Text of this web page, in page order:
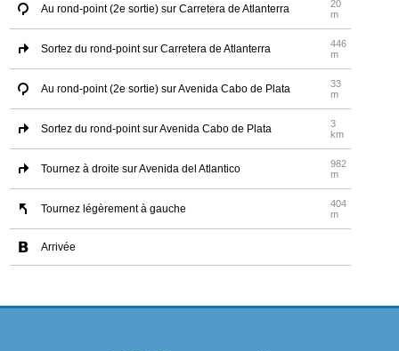
Au rond-point (2e sortie) sur Carretera de Atlanterra
20
m
Sortez du rond-point sur Carretera de Atlanterra
446
m
Au rond-point (2e sortie) sur Avenida Cabo de Plata
33
m
Sortez du rond-point sur Avenida Cabo de Plata
3
km
Tournez à droite sur Avenida del Atlantico
982
m
Tournez légèrement à gauche
404
m
Arrivée